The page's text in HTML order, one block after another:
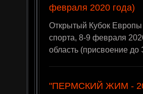
февраля 2020 года)
Открытый Кубок
спорта, 8-9 февраля
область (присвоение
"ПЕРМСКИЙ ЖИМ -